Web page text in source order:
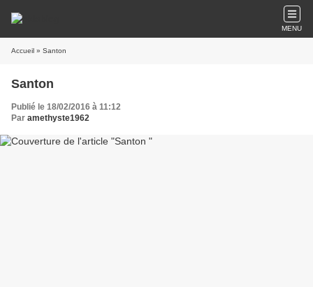
MENU
Accueil » Santon
Santon
Publié le 18/02/2016 à 11:12
Par amethyste1962